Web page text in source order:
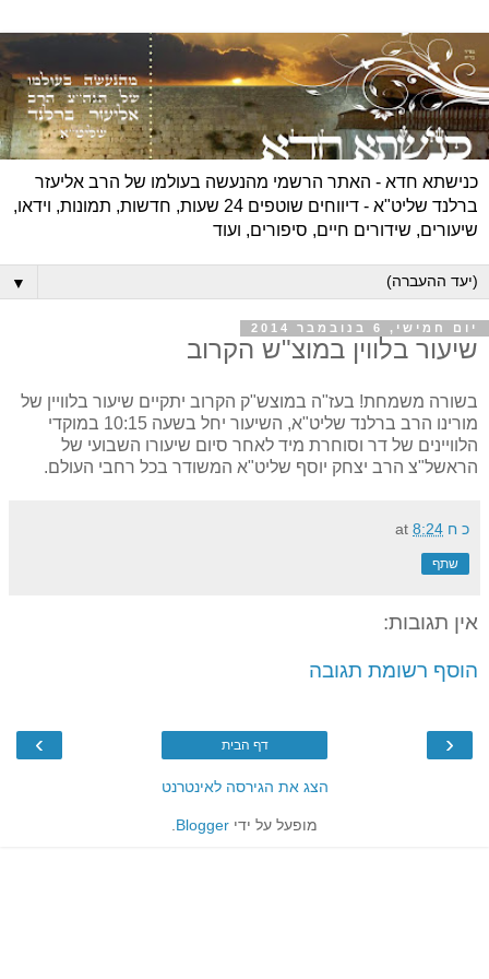
כנישתא חדא - האתר הרשמי מהנעשה בעולמו של הרב אליעזר
ברלנד שליט"א - דיווחים שוטפים 24 שעות, חדשות, תמונות, וידאו,
שיעורים, שידורים חיים, סיפורים, ועוד
▼
יום חמישי, 6 בנובמבר 2014
שיעור בלווין במוצ"ש הקרוב
בשורה משמחת! בעז"ה במוצש"ק הקרוב יתקיים שיעור בלוויין של
מורינו הרב ברלנד שליט"א, השיעור יחל בשעה 10:15 במוקדי
הלוויינים של דר וסוחרת מיד לאחר סיום שיעורו השבועי של
הראשל"צ הרב יצחק יוסף שליט"א המשודר בכל רחבי העולם.
כ ח at 8:24
שתף
אין תגובות:
הוסף רשומת תגובה
‹
› דף הבית
הצג את הגירסה לאינטרנט
מופעל על ידי Blogger
.